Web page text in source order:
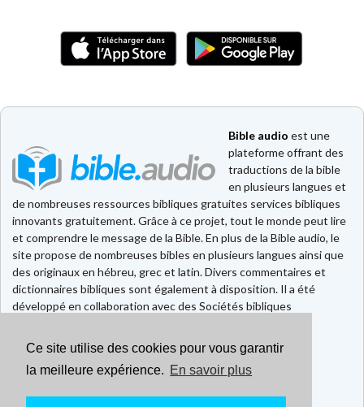
Ce site utilise des cookies pour vous garantir
la meilleure expérience. En savoir plus
Bible audio est une
plateforme offrant des
traductions de la bible
en plusieurs langues et
de nombreuses ressources bibliques gratuites services bibliques
innovants gratuitement. Grâce à ce projet, tout le monde peut lire
et comprendre le message de la Bible. En plus de la Bible audio, le
site propose de nombreuses bibles en plusieurs langues ainsi que
des originaux en hébreu, grec et latin. Divers commentaires et
dictionnaires bibliques sont également à disposition. Il a été
développé en collaboration avec des Sociétés bibliques
Faire un don
Contact